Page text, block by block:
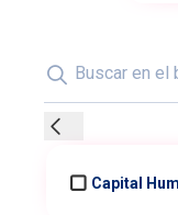
Capital